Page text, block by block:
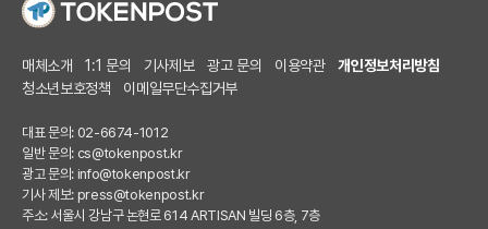
매체소개 1:1 문의 기사제보 광고 문의 이용약관
개인정보처리방침
청소년보호정책
이메일무단수집거부
대표 문의: 02-6674-1012
일반 문의: cs@tokenpost.kr
광고 문의: info@tokenpost.kr
기사 제보: press@tokenpost.kr
주소: 서울시 강남구 논현로 614 ARTISAN 빌딩 6층, 7층